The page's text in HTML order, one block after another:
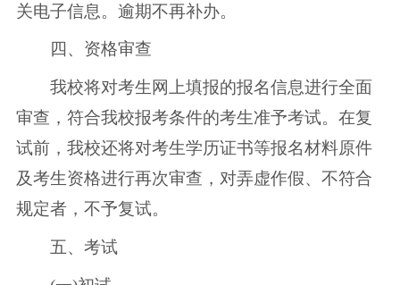
关电子信息。逾期不再补办。
四、资格审查
我校将对考生网上填报的报名信息进行全面
审查，符合我校报考条件的考生准予考试。在复
试前，我校还将对考生学历证书等报名材料原件
及考生资格进行再次审查，对弄虚作假、不符合
规定者，不予复试。
五、考试